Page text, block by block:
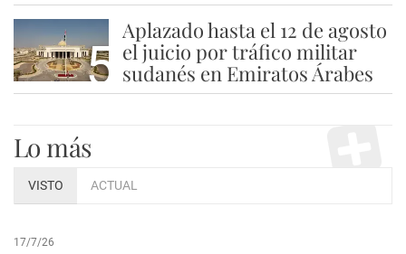
5
Aplazado hasta el 12 de agosto
el juicio por tráfico militar
sudanés en Emiratos Árabes
Lo más
VISTO ACTUAL
17/7/26